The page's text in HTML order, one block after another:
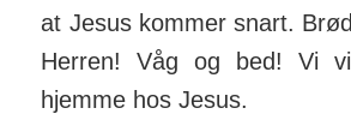
at Jesus kommer snart.
Herren! Våg og bed! Vi
hjemme hos Jesus.